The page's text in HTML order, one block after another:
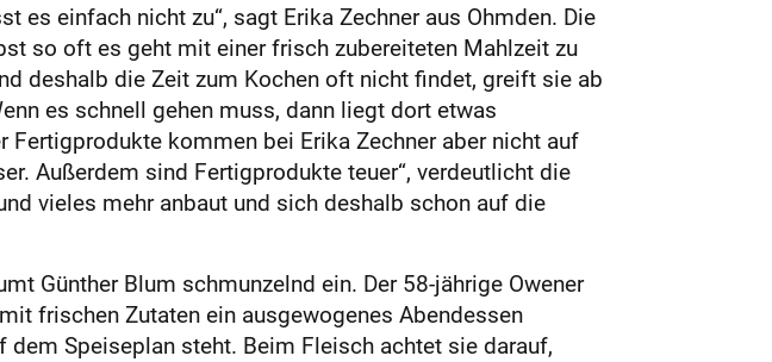
es einfach nicht zu“, sagt Erika Zechner aus Ohmden. Die
so oft es geht mit einer frisch zubereiteten Mahlzeit zu
deshalb die Zeit zum Kochen oft nicht findet, greift sie ab
es schnell gehen muss, dann liegt dort etwas
kommen bei Erika Zechner aber nicht auf
Außerdem sind Fertigprodukte teuer“, verdeutlicht die
vieles mehr anbaut und sich deshalb schon auf die
Günther Blum schmunzelnd ein. Der 58-jährige Owener
frischen Zutaten ein ausgewogenes Abendessen
Speiseplan steht. Beim Fleisch achtet sie darauf,